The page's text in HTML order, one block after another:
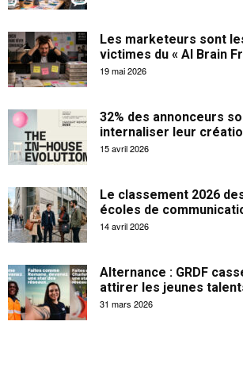
Les marketeurs sont
victimes du « AI Brain
19 mai 2026
32% des annonceurs
internaliser leur
15 avril 2026
Le classement 2026
écoles de
14 avril 2026
Alternance : GRDF
attirer les jeunes
31 mars 2026